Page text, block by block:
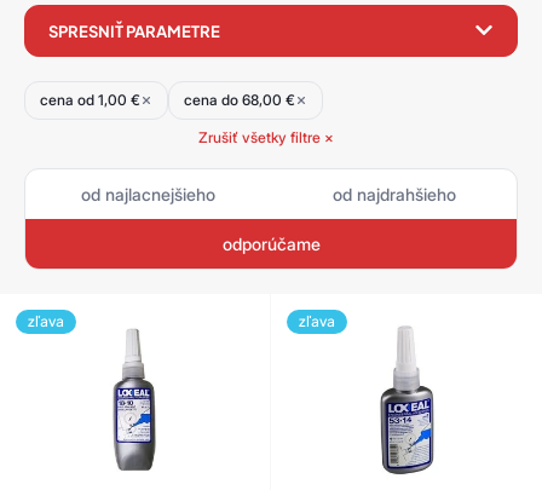
filter
produktov
SPRESNIŤ PARAMETRE
cena od 1,00 € cena do 68,00 €
Zrušiť všetky filtre ×
odporúčame
od najlacnejšieho od najdrahšieho
zľava zľava